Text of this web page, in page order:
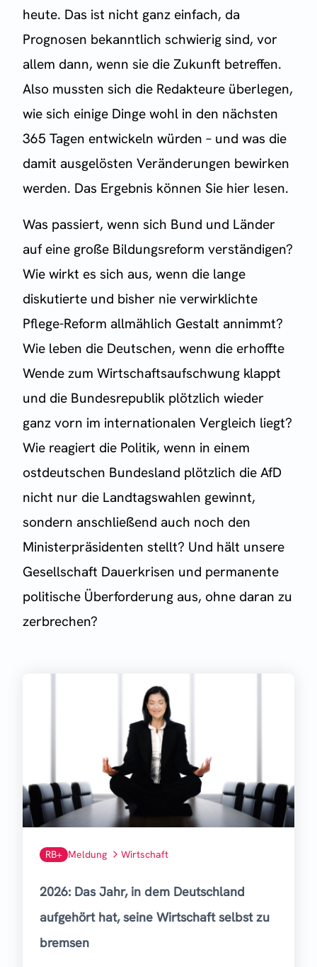
heute. Das ist nicht ganz einfach, da
Prognosen bekanntlich schwierig sind, vor
allem dann, wenn sie die Zukunft betreffen.
Also mussten sich die Redakteure überlegen,
wie sich einige Dinge wohl in den nächsten
365 Tagen entwickeln würden – und was die
damit ausgelösten Veränderungen bewirken
werden. Das Ergebnis können Sie hier lesen.
Was passiert, wenn sich Bund und Länder
auf eine große Bildungsreform verständigen?
Wie wirkt es sich aus, wenn die lange
diskutierte und bisher nie verwirklichte
Pflege-Reform allmählich Gestalt annimmt?
Wie leben die Deutschen, wenn die erhoffte
Wende zum Wirtschaftsaufschwung klappt
und die Bundesrepublik plötzlich wieder
ganz vorn im internationalen Vergleich liegt?
Wie reagiert die Politik, wenn in einem
ostdeutschen Bundesland plötzlich die AfD
nicht nur die Landtagswahlen gewinnt,
sondern anschließend auch noch den
Ministerpräsidenten stellt? Und hält unsere
Gesellschaft Dauerkrisen und permanente
politische Überforderung aus, ohne daran zu
zerbrechen?
RB+ Meldung Wirtschaft
2026: Das Jahr, in dem Deutschland
aufgehört hat, seine Wirtschaft selbst zu
bremsen